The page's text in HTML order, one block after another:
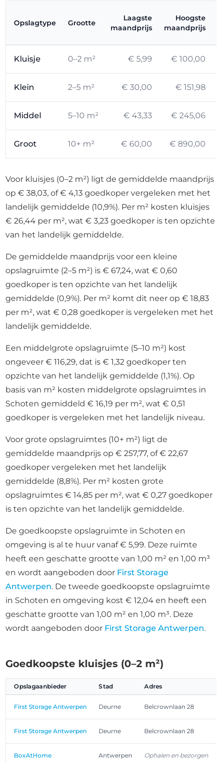
Opslagtype Grootte
Laagste
maandprijs
Hoogste
maandprijs
Kluisje 0–2 m² € 5,99 € 100,00
Klein 2–5 m² € 30,00 € 151,98
Middel 5–10 m² € 43,33 € 245,06
Groot 10+ m² € 60,00 € 890,00
Voor kluisjes (0–2 m²) ligt de gemiddelde maandprijs
op € 38,03, of € 4,13 goedkoper vergeleken met het
landelijk gemiddelde (10,9%). Per m² kosten kluisjes
€ 26,44 per m², wat € 3,23 goedkoper is ten opzichte
van het landelijk gemiddelde.
De gemiddelde maandprijs voor een kleine
opslagruimte (2–5 m²) is € 67,24, wat € 0,60
goedkoper is ten opzichte van het landelijk
gemiddelde (0,9%). Per m² komt dit neer op € 18,83
per m², wat € 0,28 goedkoper is vergeleken met het
landelijk gemiddelde.
Een middelgrote opslagruimte (5–10 m²) kost
ongeveer € 116,29, dat is € 1,32 goedkoper ten
opzichte van het landelijk gemiddelde (1,1%). Op
basis van m² kosten middelgrote opslagruimtes in
Schoten gemiddeld € 16,19 per m², wat € 0,51
goedkoper is vergeleken met het landelijk niveau.
Voor grote opslagruimtes (10+ m²) ligt de
gemiddelde maandprijs op € 257,77, of € 22,67
goedkoper vergeleken met het landelijk
gemiddelde (8,8%). Per m² kosten grote
opslagruimtes € 14,85 per m², wat € 0,27 goedkoper
is ten opzichte van het landelijk gemiddelde.
De goedkoopste opslagruimte in Schoten en
omgeving is al te huur vanaf € 5,99. Deze ruimte
heeft een geschatte grootte van 1,00 m² en 1,00 m³
en wordt aangeboden door First Storage
Antwerpen. De tweede goedkoopste opslagruimte
in Schoten en omgeving kost € 12,04 en heeft een
geschatte grootte van 1,00 m² en 1,00 m³. Deze
wordt aangeboden door First Storage Antwerpen.
Goedkoopste kluisjes (0–2 m²)
Opslagaanbieder Stad Adres
First Storage Antwerpen Deurne Belcrownlaan 28
First Storage Antwerpen Deurne Belcrownlaan 28
BoxAtHome Antwerpen Ophalen en bezorgen